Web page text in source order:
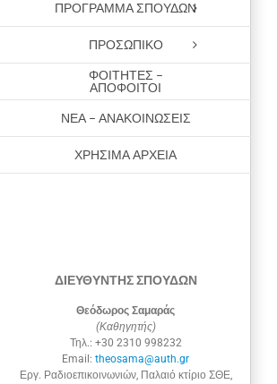
ΠΡΟΓΡΑΜΜΑ ΣΠΟΥΔΩΝ
ΠΡΟΣΩΠΙΚΟ
ΦΟΙΤΗΤΕΣ –
ΑΠΟΦΟΙΤΟΙ
ΝΕΑ – ΑΝΑΚΟΙΝΩΣΕΙΣ
ΧΡΗΣΙΜΑ ΑΡΧΕΙΑ
ΔΙΕΥΘΥΝΤΗΣ ΣΠΟΥΔΩΝ
Θεόδωρος Σαμαράς
(Καθηγητής)
Τηλ.: +30 2310 998232
Email: theosama@auth.gr
Εργ. Ραδιοεπικοινωνιών, Παλαιό κτίριο ΣΘΕ,